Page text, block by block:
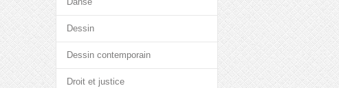
Dessin
Dessin contemporain
Droit et justice